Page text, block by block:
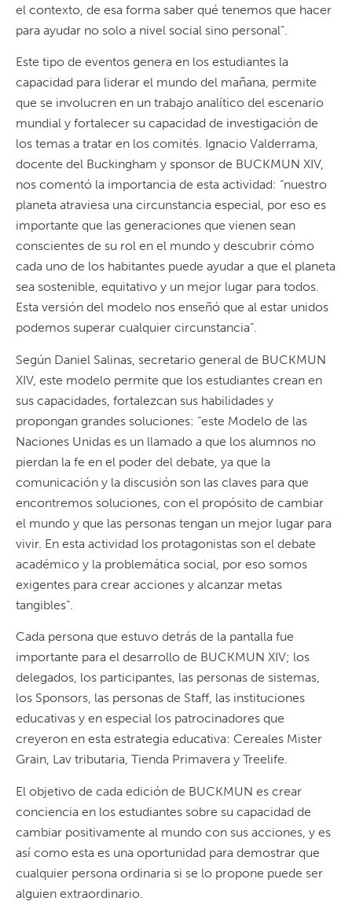
el contexto, de esa forma saber qué tenemos que hacer
para ayudar no solo a nivel social sino personal”.
Este tipo de eventos genera en los estudiantes la
capacidad para liderar el mundo del mañana, permite
que se involucren en un trabajo analítico del escenario
mundial y fortalecer su capacidad de investigación de
los temas a tratar en los comités. Ignacio Valderrama,
docente del Buckingham y sponsor de BUCKMUN XIV,
nos comentó la importancia de esta actividad: “nuestro
planeta atraviesa una circunstancia especial, por eso es
importante que las generaciones que vienen sean
conscientes de su rol en el mundo y descubrir cómo
cada uno de los habitantes puede ayudar a que el planeta
sea sostenible, equitativo y un mejor lugar para todos.
Esta versión del modelo nos enseñó que al estar unidos
podemos superar cualquier circunstancia”.
Según Daniel Salinas, secretario general de BUCKMUN
XIV, este modelo permite que los estudiantes crean en
sus capacidades, fortalezcan sus habilidades y
propongan grandes soluciones: “este Modelo de las
Naciones Unidas es un llamado a que los alumnos no
pierdan la fe en el poder del debate, ya que la
comunicación y la discusión son las claves para que
encontremos soluciones, con el propósito de cambiar
el mundo y que las personas tengan un mejor lugar para
vivir. En esta actividad los protagonistas son el debate
académico y la problemática social, por eso somos
exigentes para crear acciones y alcanzar metas
tangibles”.
Cada persona que estuvo detrás de la pantalla fue
importante para el desarrollo de BUCKMUN XIV; los
delegados, los participantes, las personas de sistemas,
los Sponsors, las personas de Staff, las instituciones
educativas y en especial los patrocinadores que
creyeron en esta estrategia educativa: Cereales Mister
Grain, Lav tributaria, Tienda Primavera y Treelife.
El objetivo de cada edición de BUCKMUN es crear
conciencia en los estudiantes sobre su capacidad de
cambiar positivamente al mundo con sus acciones, y es
así como esta es una oportunidad para demostrar que
cualquier persona ordinaria si se lo propone puede ser
alguien extraordinario.